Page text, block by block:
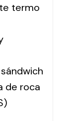
termo
de roca